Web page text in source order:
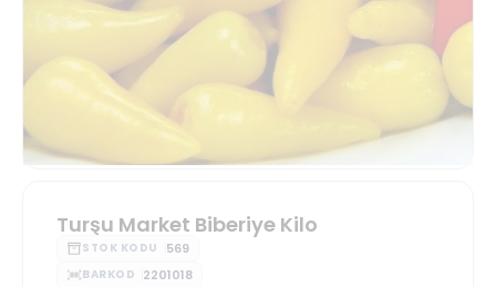
Turşu Market Biberiye Kilo
STOK KODU 569
BARKOD 2201018